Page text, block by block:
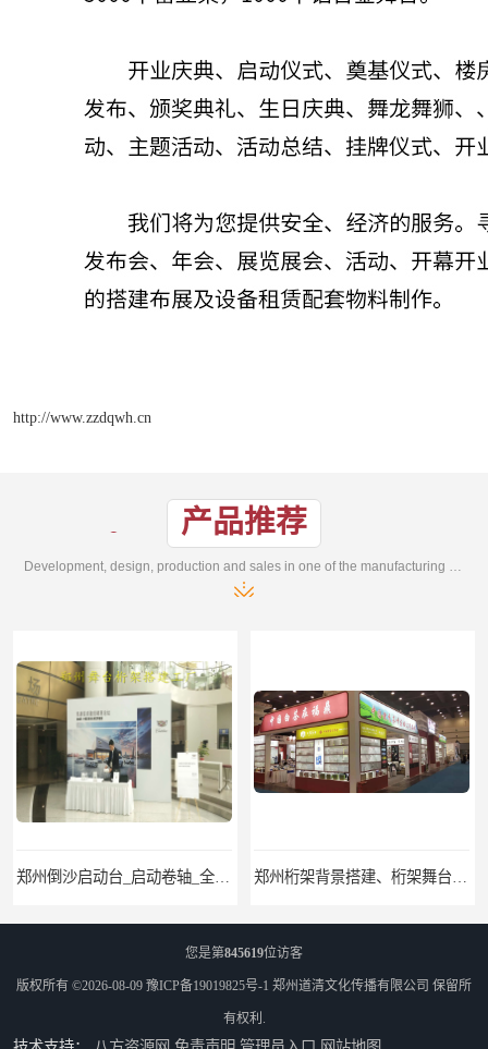
http://www.zzdqwh.cn
产品推荐
您是第845619位访客
版权所有 ©2026-08-09 豫ICP备19019825号-1 郑州道清文化传播有限公司 保留所
有权利.